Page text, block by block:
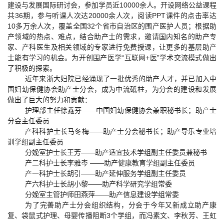
建设与发展国际研讨会，参加学员近10000余人。开设网络公益课程
共36期，参与听课人次达20000余人次，阅读PPT课件的点击率达
10多万余人次，覆盖全国32个省市自治区的围产医护人员；根据助
产领域的热点、难点，结合助产士的需求，邀请国内知名的助产专
家、产科医生及相关领域的专家进行免费授课，让更多的基层助产
士能有学习的机会。为开创围产医学“互联网+医”学术交流模式做出
了积极的探索。
近年来浙大妇院已经涌现了一批优秀的助产人才，并已加入中
国妇幼保健协会助产士分会，成为中流砥柱，为分会的建设和发展
做出了巨大的努力和贡献：
护理部主任徐鑫芬——中国妇幼保健协会兼职秘书长；助产士
分会主任委员
产科科护士长马冬梅——助产士分会秘书长；助产导乐专业培
训学组副主任委员
分娩室护士长王芳——助产适宜技术学组副主任委员兼秘书
产二科护士长李雅岑 ——助产健康教育学组副主任委员
产一科护士长胡引——助产延伸服务学组副主任委员
产六科护士长胡小黎——助产科学研究学组常委
分娩室主管护师田燕萍——助产信息建设学组常委
为了完善助产士分会组织结构，分会于今年又新成立助产康
复、袋鼠式护理、母婴传播阻断3个学组，而冯素文、李秋芳、王虹